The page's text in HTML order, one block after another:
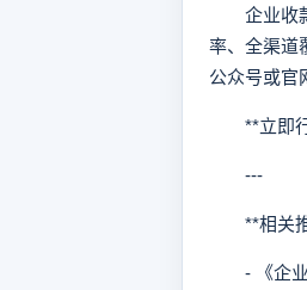
企业收款
率、全渠道
公众号或官
**立即行
---
**相关推
- 《企业